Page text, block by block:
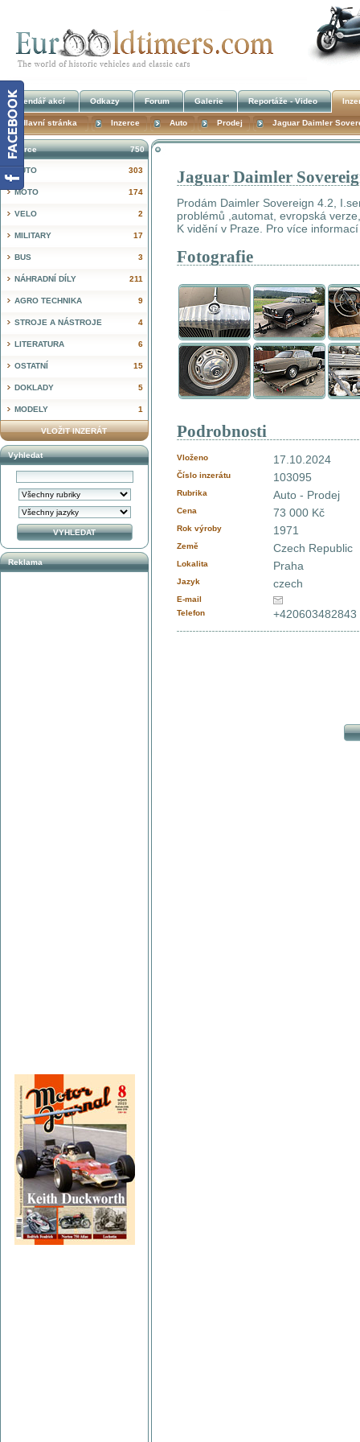
Jaguar Daimler
Prodám Daimler Sovereign 4.2,
problémů ,automat, evropská
K vidění v Praze. Pro více
Fotografie
Podrobnosti
Vloženo 17.10.2024
Číslo inzerátu 103095
Rubrika Auto - Prodej
Cena 73 000 Kč
Rok výroby 1971
Země Czech Republic
Lokalita Praha
Jazyk czech
E-mail
Telefon
+420603482843
750
Inzerce
303
AUTO
174
MOTO
2
VELO
17
MILITARY
3
BUS
211
NÁHRADNÍ DÍLY
9
AGRO TECHNIKA
4
STROJE A NÁSTROJE
6
LITERATURA
15
OSTATNÍ
5
DOKLADY
1
MODELY
VLOŽIT INZERÁT
Vyhledat
Reklama
Kalendář akcí Odkazy Forum Galerie Reportáže - Video
Hlavní stránka Inzerce Auto Prodej Jaguar Daimler